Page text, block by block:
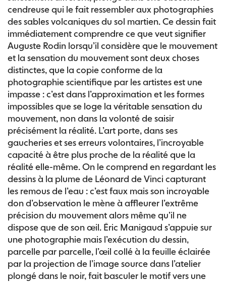
cendreuse qui le fait ressembler aux photographies
des sables volcaniques du sol martien. Ce dessin fait
immédiatement comprendre ce que veut signifier
Auguste Rodin lorsqu’il considère que le mouvement
et la sensation du mouvement sont deux choses
distinctes, que la copie conforme de la
photographie scientifique par les artistes est une
impasse : c’est dans l’approximation et les formes
impossibles que se loge la véritable sensation du
mouvement, non dans la volonté de saisir
précisément la réalité. L’art porte, dans ses
gaucheries et ses erreurs volontaires, l’incroyable
capacité à être plus proche de la réalité que la
réalité elle-même. On le comprend en regardant les
dessins à la plume de Léonard de Vinci capturant
les remous de l’eau : c’est faux mais son incroyable
don d’observation le mène à affleurer l’extrême
précision du mouvement alors même qu’il ne
dispose que de son œil. Éric Manigaud s’appuie sur
une photographie mais l’exécution du dessin,
parcelle par parcelle, l’œil collé à la feuille éclairée
par la projection de l’image source dans l’atelier
plongé dans le noir, fait basculer le motif vers une